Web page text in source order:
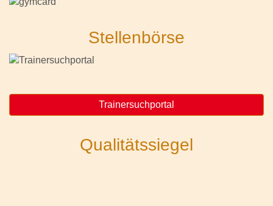
Stellenbörse
Trainersuchportal
Qualitätssiegel